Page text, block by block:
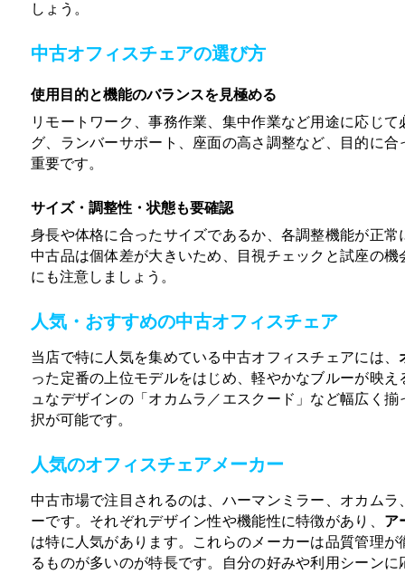
しょう。
中古オフィスチェアの選び方
使用目的と機能のバランスを見極める
リモートワーク、事務作業、集中作業など用途に応じ
グ、ランバーサポート、座面の高さ調整など、目的に
重要です。
サイズ・調整性・状態も要確認
身長や体格に合ったサイズであるか、各調整機能が正
中古品は個体差が大きいため、目視チェックと試座の
にも注意しましょう。
人気・おすすめの中古オフィスチェア
当店で特に人気を集めている中古オフィスチェアには、
った定番の上位モデルをはじめ、軽やかなブルーが映
ュなデザインの「オカムラ／エスクード」など幅広く
択が可能です。
人気のオフィスチェアメーカー
中古市場で注目されるのは、ハーマンミラー、オカム
ーです。それぞれデザイン性や機能性に特徴があり、 ア
は特に人気があります。これらのメーカーは品質管理
るものが多いのが特長です。自分の好みや利用シーン